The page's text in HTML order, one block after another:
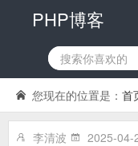
PHP博客
您现在的位置是： 首
李清波 2025-04-